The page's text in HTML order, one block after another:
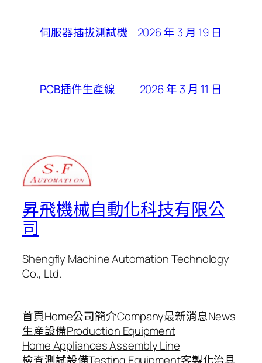
伺服器插拔測試機 2026 年 3 月 19 日
PCB插件生產線 2026 年 3 月 11 日
昇飛機械自動化科技有限公
司
Shengfly Machine Automation Technology
Co., Ltd.
首頁Home公司簡介Company最新消息News
生産設備Production Equipment
Home Appliances Assembly Line